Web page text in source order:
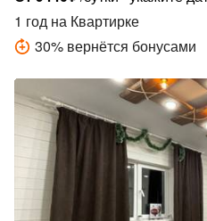
1 год на Квартирке
30% вернётся бонусами